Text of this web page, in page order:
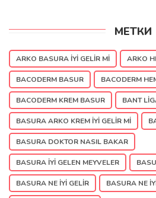
МЕТКИ
ARKO BASURA IYI GELIR MI ARKO
BACODERM BASUR BACODERM
BACODERM KREM BASUR BANT
BASURA ARKO KREM IYI GELIR MI
BASURA DOKTOR NASIL BAKAR
BASURA IYI GELEN MEYVELER
BASURA NE IYI GELIR BASURA NE